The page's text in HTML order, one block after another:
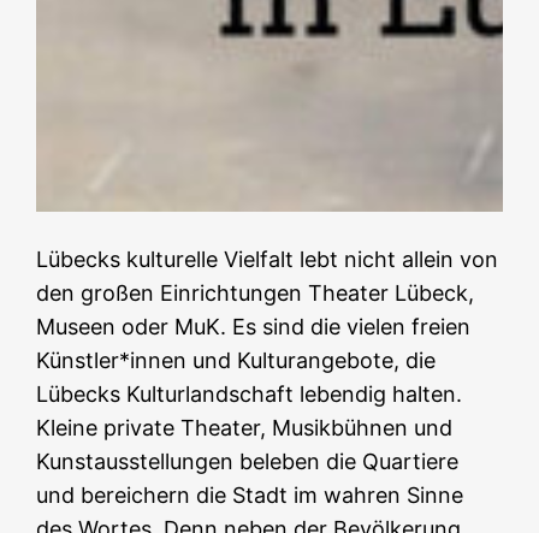
Lübecks kulturelle Vielfalt lebt nicht allein von
den großen Einrichtungen Theater Lübeck,
Museen oder MuK. Es sind die vielen freien
Künstler*innen und Kulturangebote, die
Lübecks Kulturlandschaft lebendig halten.
Kleine private Theater, Musikbühnen und
Kunstausstellungen beleben die Quartiere
und bereichern die Stadt im wahren Sinne